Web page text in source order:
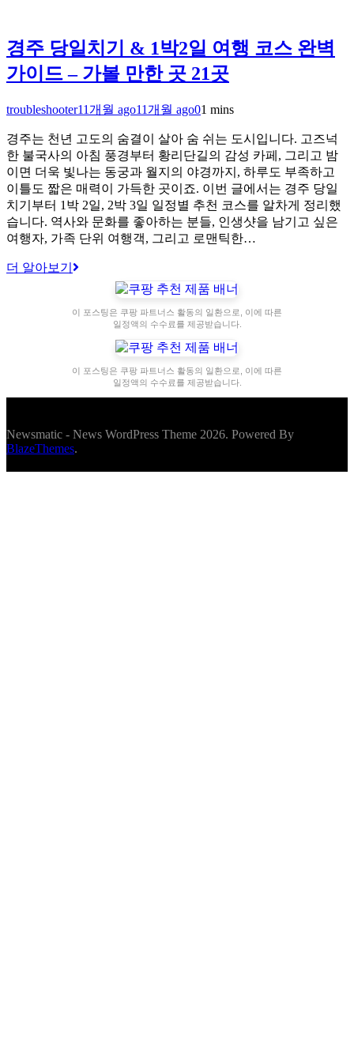
경주 당일치기 & 1박2일 여행 코스 완벽
가이드 – 가볼 만한 곳 21곳
troubleshooter11개월 ago11개월 ago01 mins
경주는 천년 고도의 숨결이 살아 숨 쉬는 도시입니다. 고즈넉
한 불국사의 아침 풍경부터 황리단길의 감성 카페, 그리고 밤
이면 더욱 빛나는 동궁과 월지의 야경까지, 하루도 부족하고
이틀도 짧은 매력이 가득한 곳이죠. 이번 글에서는 경주 당일
치기부터 1박 2일, 2박 3일 일정별 추천 코스를 알차게 정리했
습니다. 역사와 문화를 좋아하는 분들, 인생샷을 남기고 싶은
여행자, 가족 단위 여행객, 그리고 로맨틱한…
더 알아보기
이 포스팅은 쿠팡 파트너스 활동의 일환으로, 이에 따른
일정액의 수수료를 제공받습니다.
이 포스팅은 쿠팡 파트너스 활동의 일환으로, 이에 따른
일정액의 수수료를 제공받습니다.
Newsmatic - News WordPress Theme 2026. Powered By
BlazeThemes.